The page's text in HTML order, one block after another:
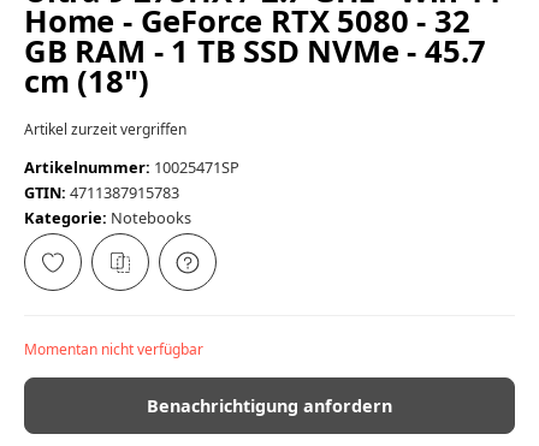
Home - GeForce RTX 5080 - 32
GB RAM - 1 TB SSD NVMe - 45.7
cm (18")
Artikel zurzeit vergriffen
Artikelnummer: 10025471SP
GTIN: 4711387915783
Kategorie: Notebooks
Momentan nicht verfügbar
Benachrichtigung anfordern